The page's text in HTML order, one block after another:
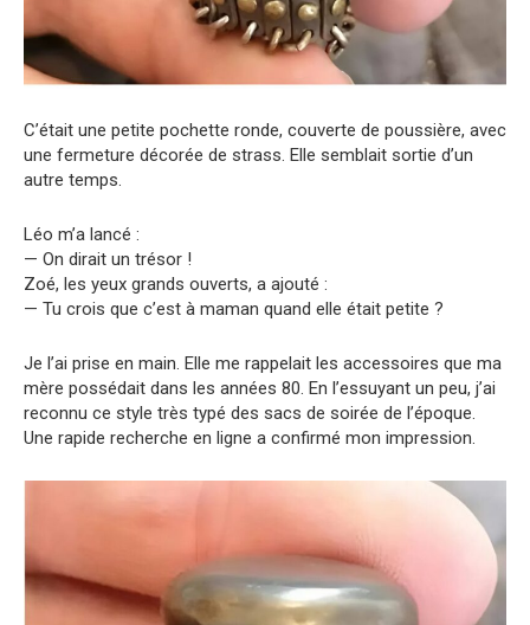
C’était une petite pochette ronde, couverte de poussière, avec
une fermeture décorée de strass. Elle semblait sortie d’un
autre temps.
Léo m’a lancé :
— On dirait un trésor !
Zoé, les yeux grands ouverts, a ajouté :
— Tu crois que c’est à maman quand elle était petite ?
Je l’ai prise en main. Elle me rappelait les accessoires que ma
mère possédait dans les années 80. En l’essuyant un peu, j’ai
reconnu ce style très typé des sacs de soirée de l’époque.
Une rapide recherche en ligne a confirmé mon impression.